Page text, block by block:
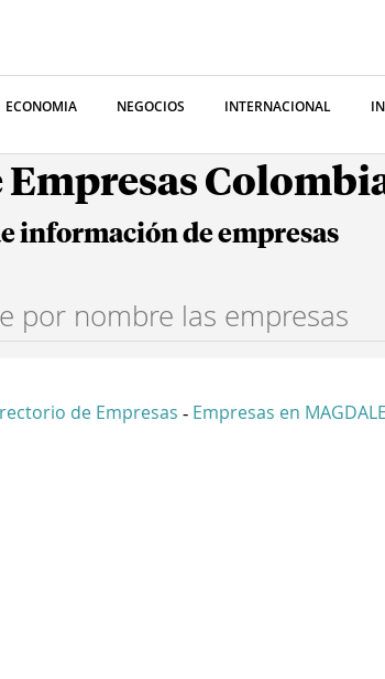
ECONOMIA NEGOCIOS INTERNACIONAL
Empresas
información de empresas
de Empresas - Empresas en